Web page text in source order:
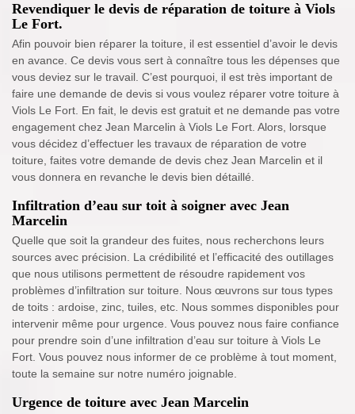
Revendiquer le devis de réparation de toiture à Viols
Le Fort.
Afin pouvoir bien réparer la toiture, il est essentiel d’avoir le devis
en avance. Ce devis vous sert à connaître tous les dépenses que
vous deviez sur le travail. C’est pourquoi, il est très important de
faire une demande de devis si vous voulez réparer votre toiture à
Viols Le Fort. En fait, le devis est gratuit et ne demande pas votre
engagement chez Jean Marcelin à Viols Le Fort. Alors, lorsque
vous décidez d’effectuer les travaux de réparation de votre
toiture, faites votre demande de devis chez Jean Marcelin et il
vous donnera en revanche le devis bien détaillé.
Infiltration d’eau sur toit à soigner avec Jean
Marcelin
Quelle que soit la grandeur des fuites, nous recherchons leurs
sources avec précision. La crédibilité et l’efficacité des outillages
que nous utilisons permettent de résoudre rapidement vos
problèmes d’infiltration sur toiture. Nous œuvrons sur tous types
de toits : ardoise, zinc, tuiles, etc. Nous sommes disponibles pour
intervenir même pour urgence. Vous pouvez nous faire confiance
pour prendre soin d’une infiltration d’eau sur toiture à Viols Le
Fort. Vous pouvez nous informer de ce problème à tout moment,
toute la semaine sur notre numéro joignable.
Urgence de toiture avec Jean Marcelin